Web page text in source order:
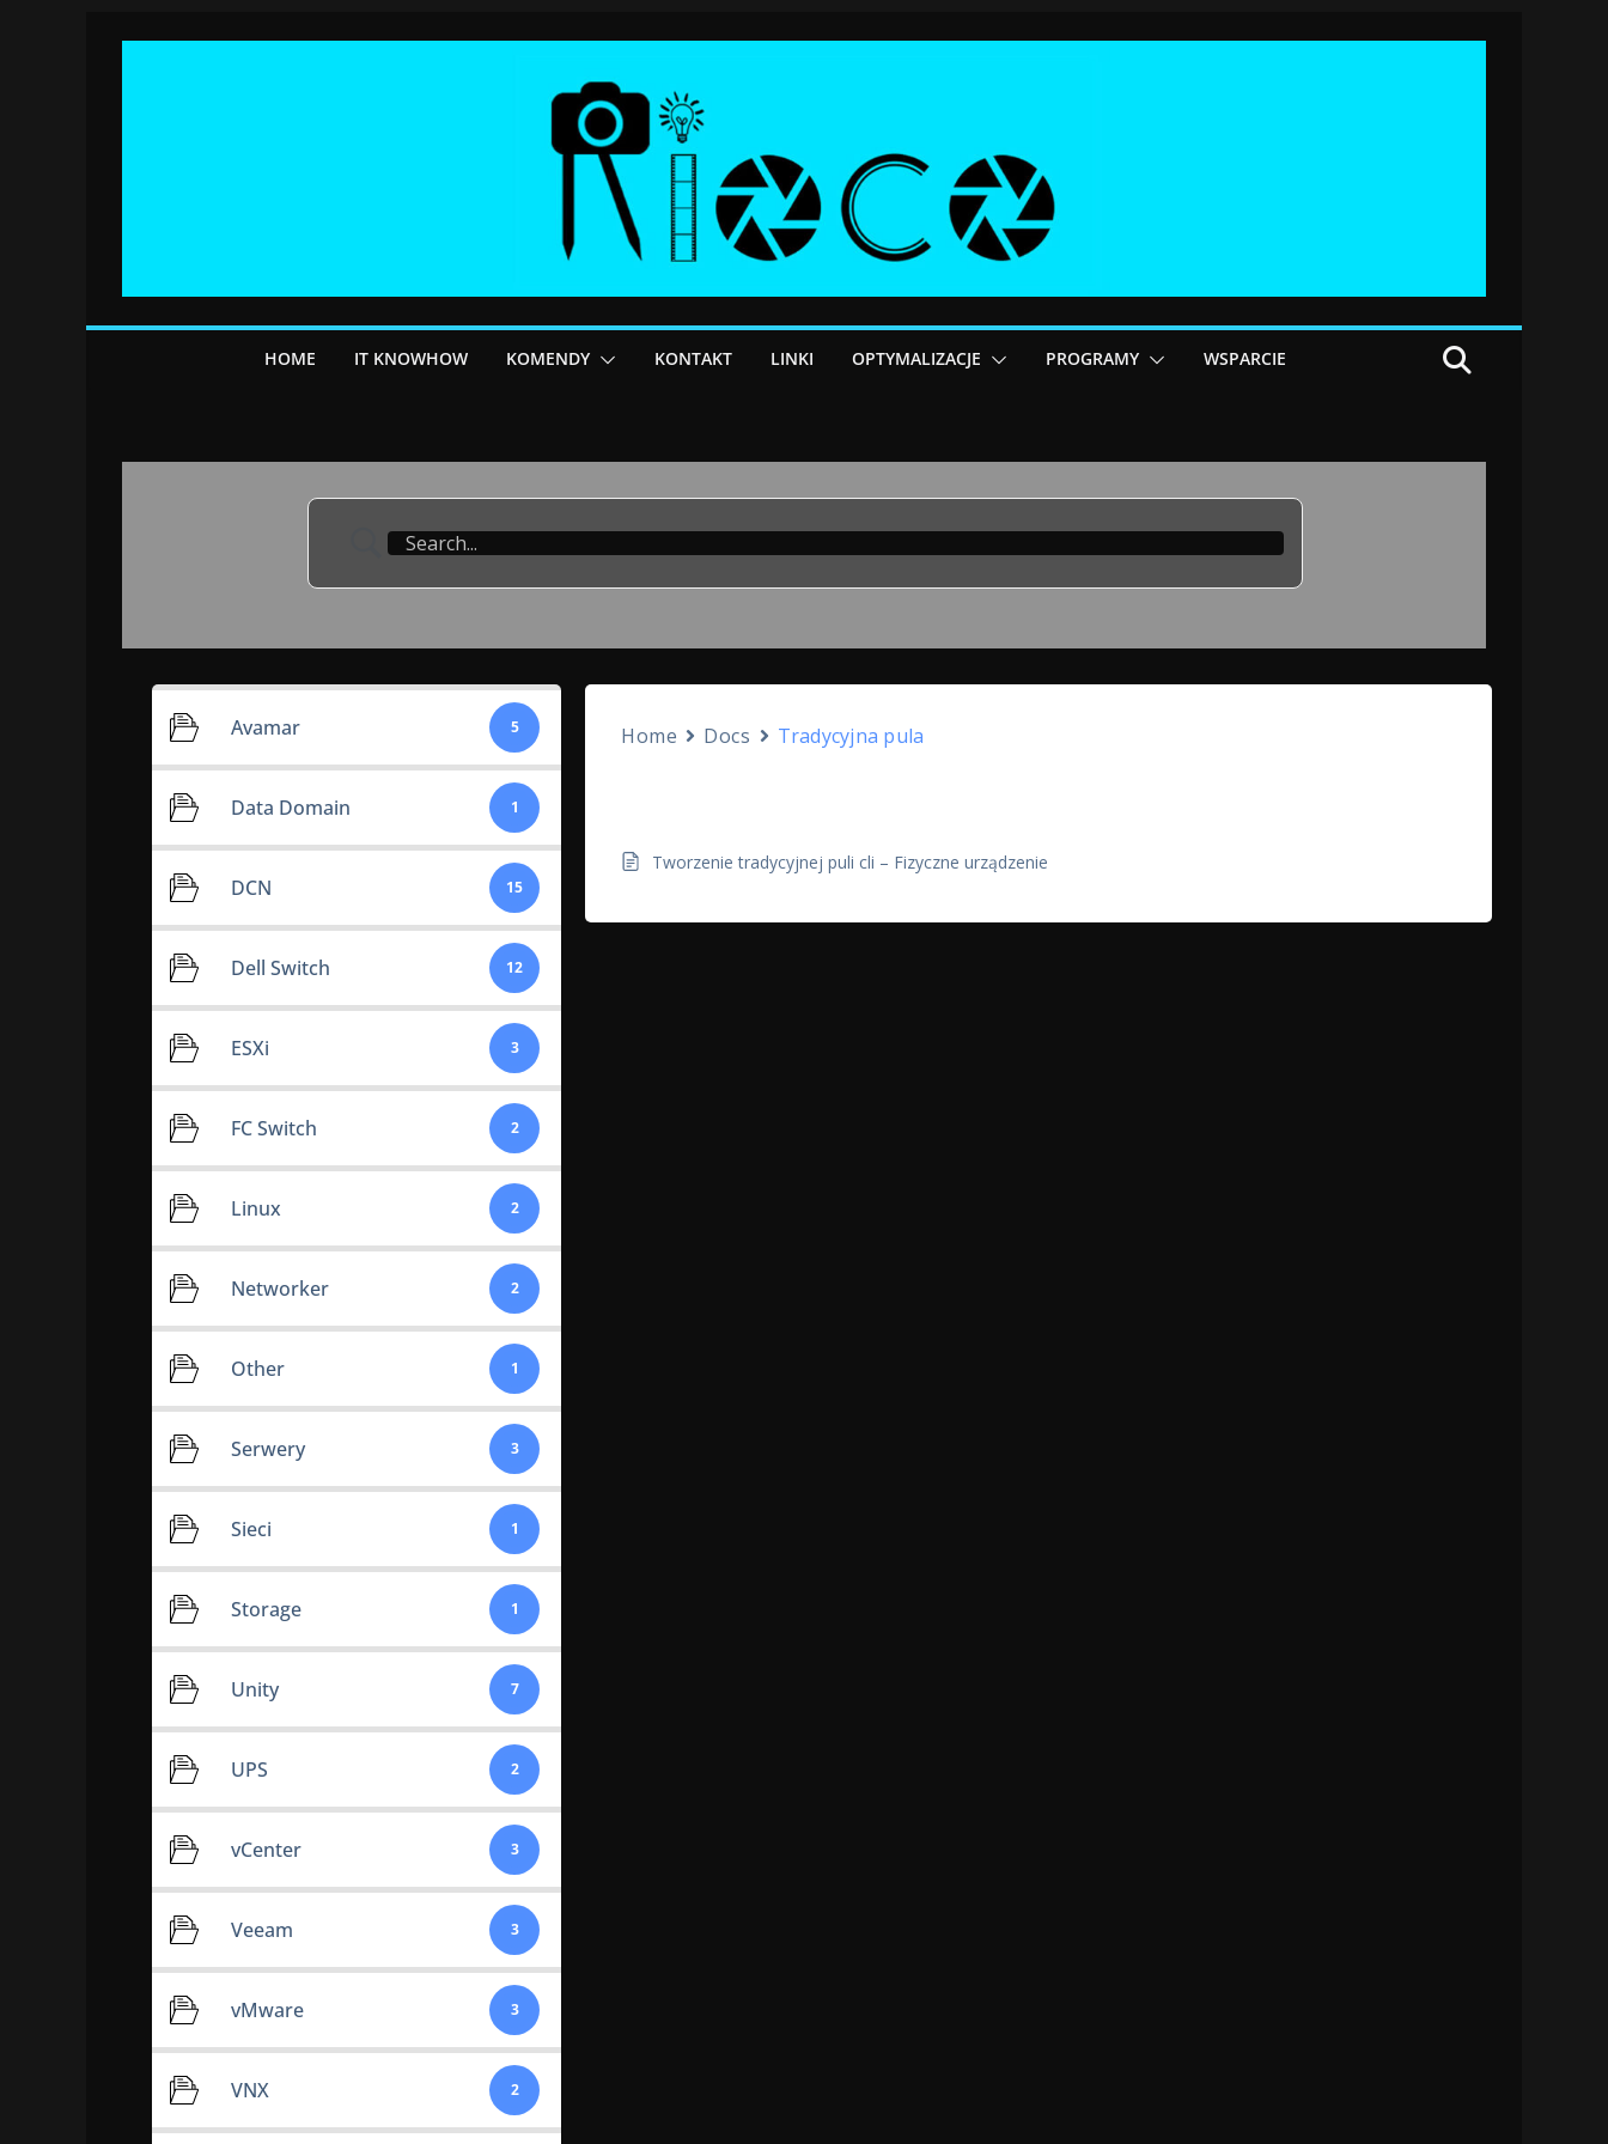
HOME IT KNOWHOW KOMENDY KONTAKT LINKI OPTYMALIZACJE PROGRAMY WSPARCIE
Avamar 5
Data Domain 1
DCN 15
Dell Switch 12
ESXi 3
FC Switch 2
Linux 2
Networker 2
Other 1
Serwery 3
Sieci 1
Storage 1
Unity 7
UPS 2
vCenter 3
Veeam 3
vMware 3
VNX 2
Home Docs Tradycyjna pula
Tworzenie tradycyjnej puli cli – Fizyczne urządzenie